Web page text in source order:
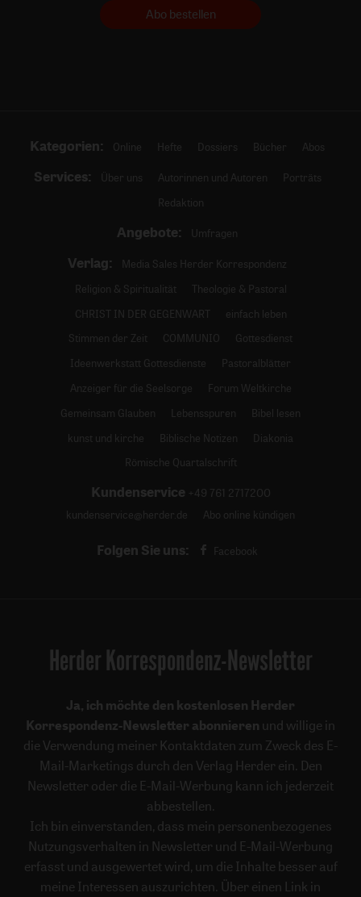
Abo bestellen
Kategorien: Online Hefte Dossiers Bücher Abos
Services: Über uns Autorinnen und Autoren
Porträts
Redaktion
Angebote: Umfragen
Verlag:
Media Sales Herder Korrespondenz
Religion & Spiritualität
Theologie & Pastoral
CHRIST IN DER GEGENWART
einfach leben
Stimmen der Zeit
COMMUNIO
Gottesdienst
Ideenwerkstatt Gottesdienste
Pastoralblätter
Anzeiger für die Seelsorge
Forum Weltkirche
Gemeinsam Glauben
Lebensspuren
Bibel lesen
kunst und kirche
Biblische Notizen
Diakonia
Römische Quartalschrift
Kundenservice +49 761 2717200
kundenservice@herder.de
Abo online kündigen
Folgen Sie uns: Facebook
Herder Korrespondenz-Newsletter
Ja, ich möchte den kostenlosen Herder
Korrespondenz-Newsletter abonnieren und willige in
die Verwendung meiner Kontaktdaten zum Zweck des E-
Mail-Marketings durch den Verlag Herder ein. Den
Newsletter oder die E-Mail-Werbung kann ich jederzeit
abbestellen.
Ich bin einverstanden, dass mein personenbezogenes
Nutzungsverhalten in Newsletter und E-Mail-Werbung
erfasst und ausgewertet wird, um die Inhalte besser auf
meine Interessen auszurichten. Über einen Link in